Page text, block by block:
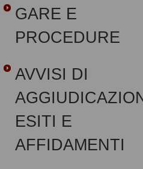
GARE E
PROCEDURE
AVVISI DI
ESITI E
AFFIDAMENTI